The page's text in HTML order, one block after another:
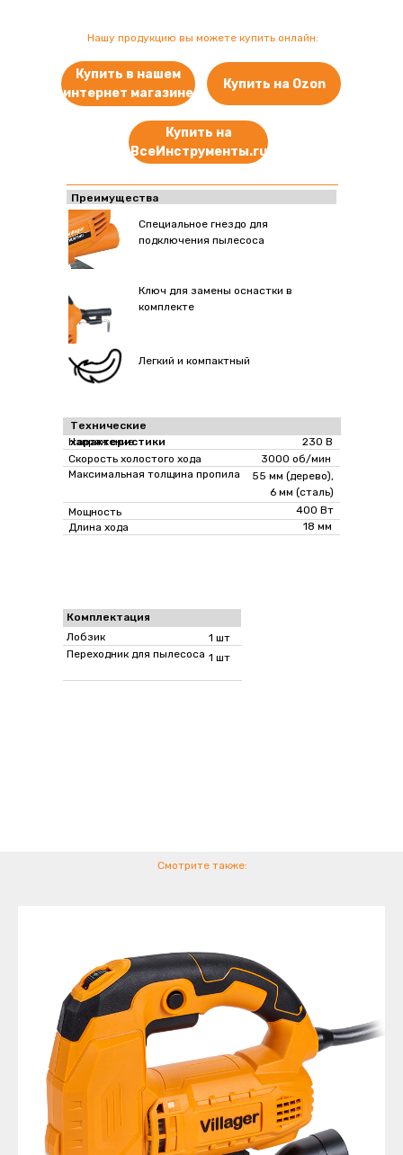
Нашу продукцию вы можете купить онлайн:
Купить в нашем
интернет магазине
Купить на Ozon
Купить на
ВсеИнструменты.ru
Технические
характеристики
Напряжение
Скорость холостого хода
Максимальная толщина пропила
230 В
3000 об/мин
55 мм (дерево),
6 мм (сталь)
Мощность
400 Вт
Длина хода
18 мм
Комплектация
Лобзик
1 шт
Переходник для пылесоса 1 шт
Преимущества
Специальное гнездо для
подключения пылесоса
Ключ для замены оснастки в
комплекте
Легкий и компактный
Смотрите также: